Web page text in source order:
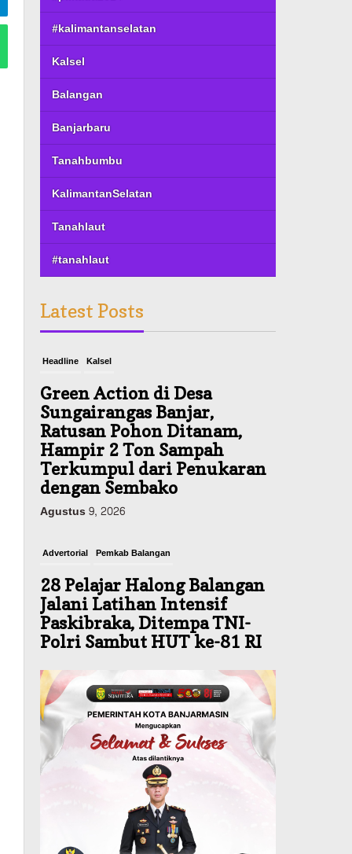
#kalimantanselatan
Kalsel
Balangan
Banjarbaru
Tanahbumbu
KalimantanSelatan
Tanahlaut
#tanahlaut
Latest Posts
Headline Kalsel
Green Action di Desa
Sungairangas Banjar,
Ratusan Pohon Ditanam,
Hampir 2 Ton Sampah
Terkumpul dari Penukaran
dengan Sembako
Agustus 9, 2026
Advertorial Pemkab Balangan
28 Pelajar Halong Balangan
Jalani Latihan Intensif
Paskibraka, Ditempa TNI-
Polri Sambut HUT ke-81 RI
Agustus 9, 2026
Budaya & Pariwisata
900 Peserta Ramaikan Wali
Kota Cup Kicau Mania
Banjarmasin, Total Hadiah
Agustus 10, 2026